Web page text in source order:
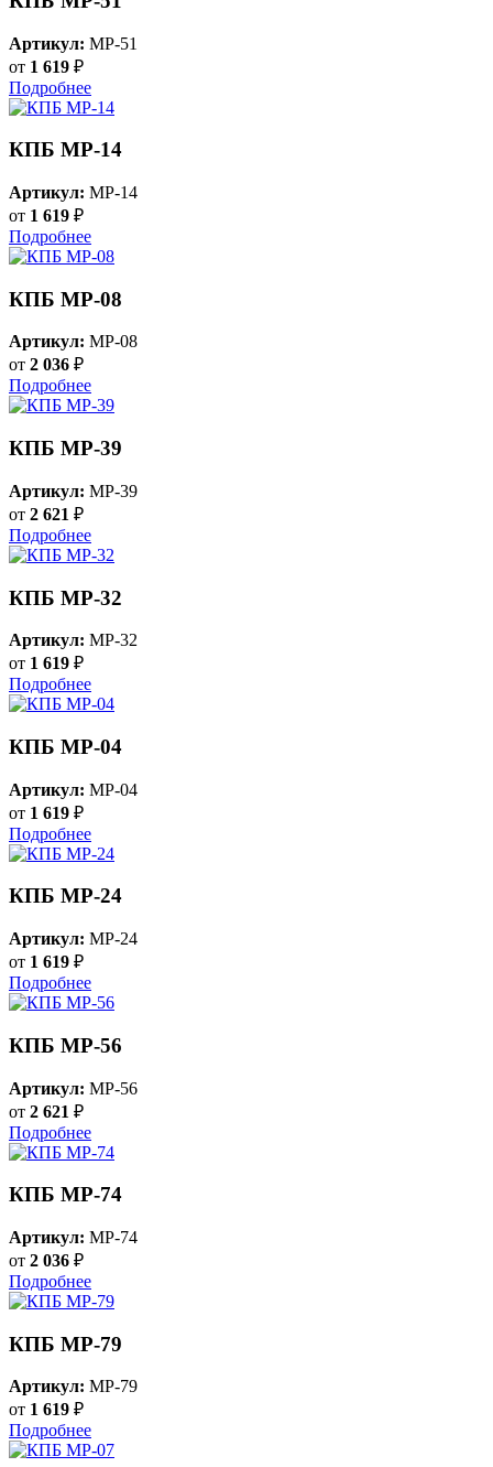
Артикул: MP-51
от 1 619 ₽
Подробнее
КПБ MP-14
Артикул: MP-14
от 1 619 ₽
Подробнее
КПБ MP-08
Артикул: MP-08
от 2 036 ₽
Подробнее
КПБ MP-39
Артикул: MP-39
от 2 621 ₽
Подробнее
КПБ MP-32
Артикул: MP-32
от 1 619 ₽
Подробнее
КПБ MP-04
Артикул: MP-04
от 1 619 ₽
Подробнее
КПБ MP-24
Артикул: MP-24
от 1 619 ₽
Подробнее
КПБ MP-56
Артикул: MP-56
от 2 621 ₽
Подробнее
КПБ MP-74
Артикул: MP-74
от 2 036 ₽
Подробнее
КПБ MP-79
Артикул: MP-79
от 1 619 ₽
Подробнее